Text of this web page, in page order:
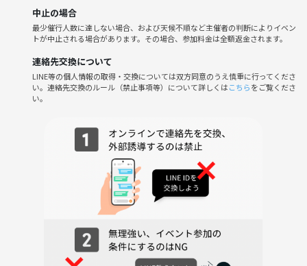
20:00最終受付にします！
19:30過ぎそうなら連絡ください！
謎解き後は早抜けオッケー！
今回メインで用意した謎はこちら👉
🎈🎈 🎈🎈 🎈🎈 🎈🎈 🎈🎈 🎈🎈🎈🎈
【謎解き】
詳細は写真をご確認ください
謎だらけのグランドホテルからの悲鳴
🎈🎈 🎈🎈 🎈🎈 🎈🎈 🎈🎈 🎈🎈🎈🎈
他にもストックはたくさん準備してあります✉️
⚠️全部やったことある猛者の方は
中止の場合
最少催行人数に達しない場合、および天候不順など主催者の判断によりイベン
トが中止される場合があります。その場合、参加料金は全額返金されます。
連絡先交換について
LINE等の個人情報の取得・交換については双方同意のうえ慎重に行ってくださ
い。連絡先交換のルール（禁止事項等）について詳しくはこちらをご覧くださ
い。